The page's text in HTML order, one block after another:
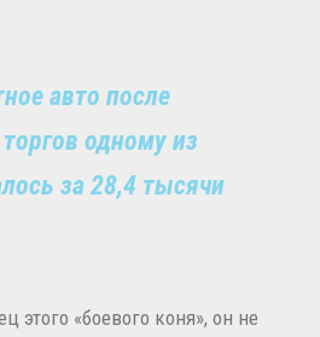
авто после
одному из
за 28,4 тысячи
этого «боевого коня», он не